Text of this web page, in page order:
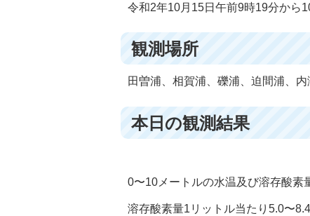
令和2年10月15日午前9時19分から
観測場所
田曽浦、相賀浦、礫浦、迫間浦、
本日の観測結果
0〜10メートルの水温及び溶存酸素
溶存酸素量1リットル当たり5.0〜